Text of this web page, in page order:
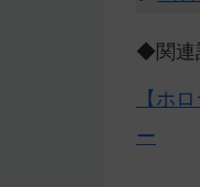
◆関連
【ホ
ー